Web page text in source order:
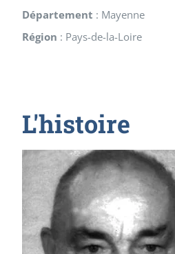
Département : Mayenne
Région : Pays-de-la-Loire
L'histoire